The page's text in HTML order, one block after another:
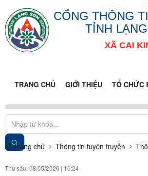
CỔNG THÔNG
TỈNH
XÃ CAI
TRANG CHỦ GIỚI THIỆU TỔ CHỨC
Trang chủ Thông tin tuyên truyền
Thứ sáu, 08/05/2026 | 16:24